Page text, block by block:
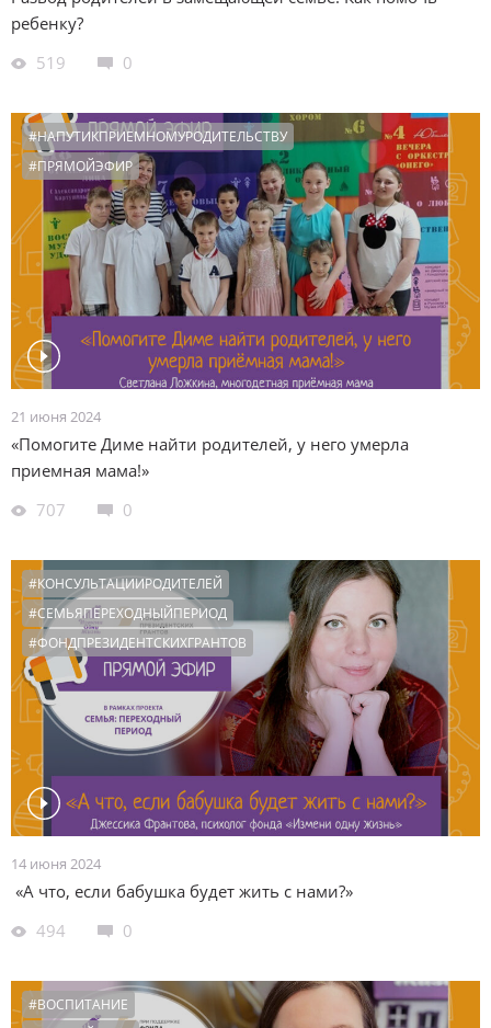
ребенку?
519
0
#НАПУТИКПРИЕМНОМУРОДИТЕЛЬСТВУ
#ПРЯМОЙЭФИР
21 июня 2024
«Помогите Диме найти родителей, у него умерла
приемная мама!»
707
0
#КОНСУЛЬТАЦИИРОДИТЕЛЕЙ
#СЕМЬЯПЕРЕХОДНЫЙПЕРИОД
#ФОНДПРЕЗИДЕНТСКИХГРАНТОВ
14 июня 2024
«А что, если бабушка будет жить с нами?»
494
0
#ВОСПИТАНИЕ